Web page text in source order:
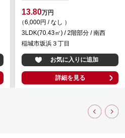
13.80万円
（6,000円 / なし ）
3LDK(70.43㎡) / 2階部分 / 南西
稲城市坂浜３丁目
お気に入りに追加
詳細を見る